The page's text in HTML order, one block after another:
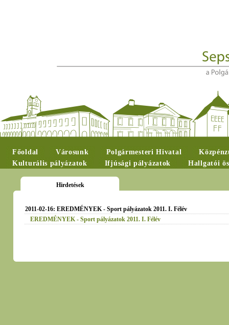
Főoldal Városunk Polgármesteri Hivatal
Kulturális pályázatok
Ifjúsági pályázatok Hallgatói
Hirdetések
2011-02-16: EREDMÉNYEK - Sport pályázatok 2011. I. Félév
EREDMÉNYEK - Sport pályázatok 2011. I. Félév